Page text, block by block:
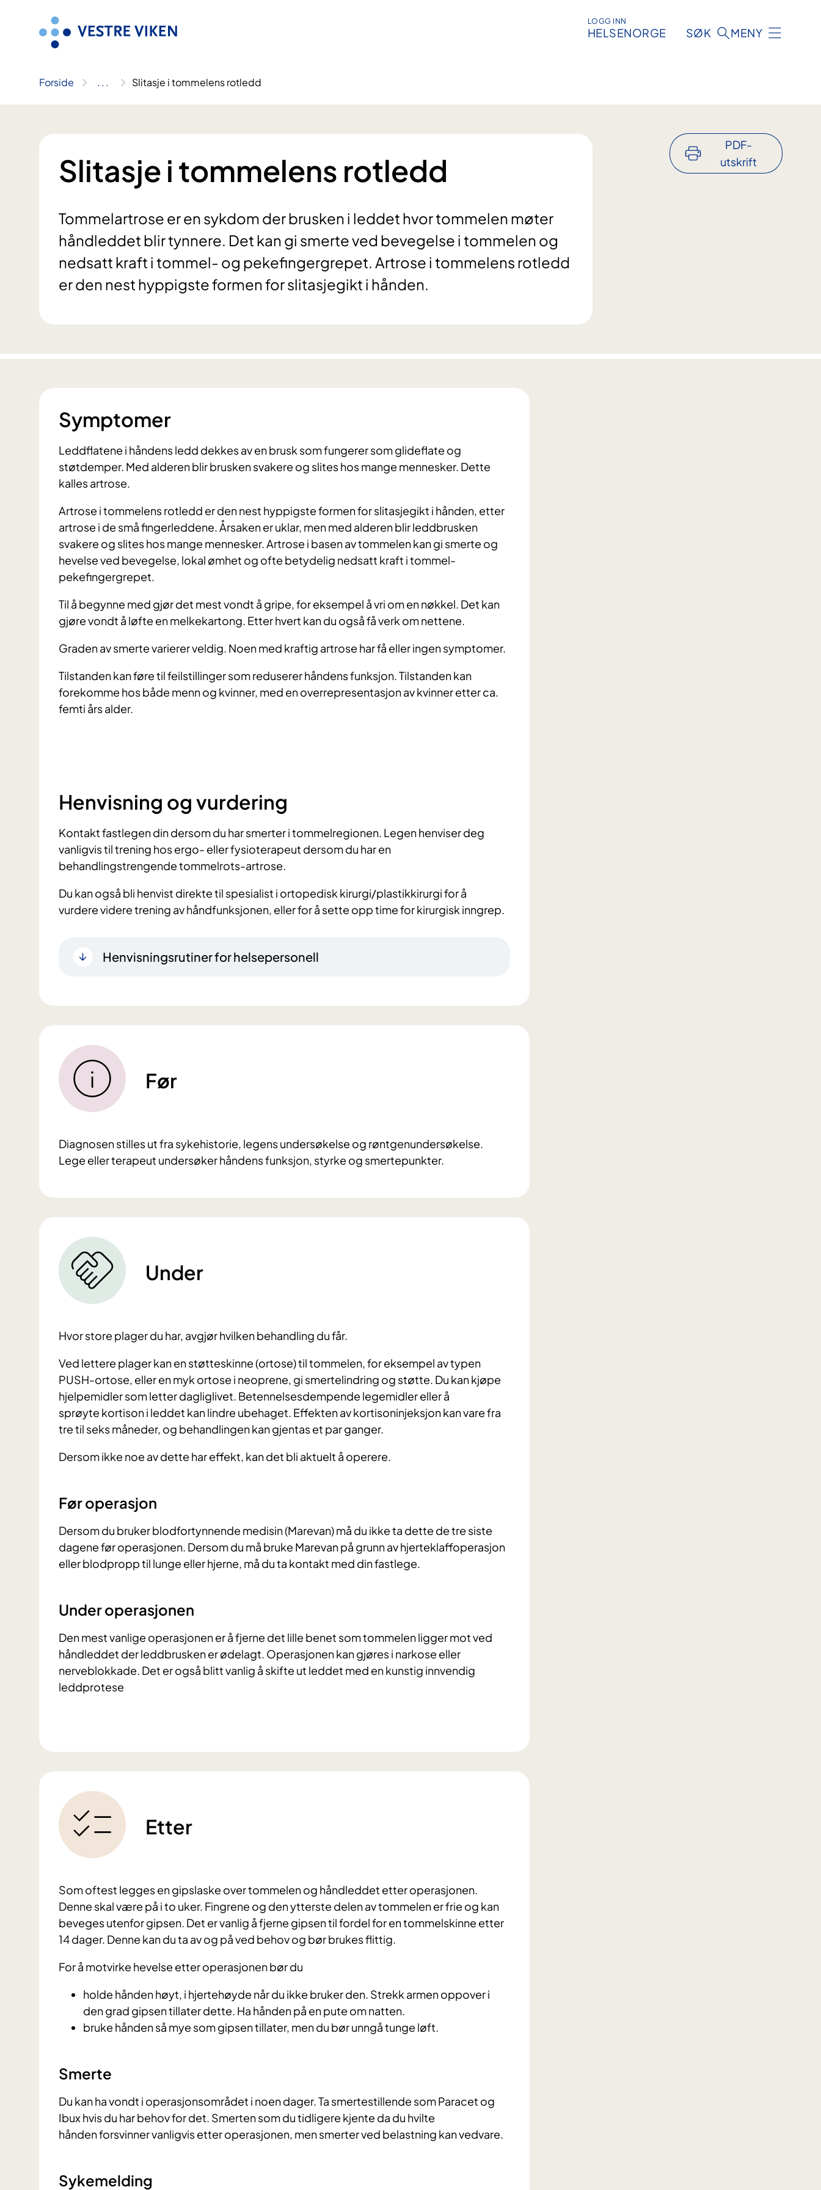
LOGG INN
HELSENORGE SØK MENY
Forside .. . Slitasje i tommelens rotledd
Slitasje i tommelens rotledd
Tommelartrose er en sykdom der brusken i leddet hvor tommelen møter
håndleddet blir tynnere. Det kan gi smerte ved bevegelse i tommelen og
nedsatt kraft i tommel- og pekefingergrepet. Artrose i tommelens rotledd
er den nest hyppigste formen for slitasjegikt i hånden.
PDF-
utskrift
Symptomer
Leddflatene i håndens ledd dekkes av en brusk som fungerer som glideflate og
støtdemper. Med alderen blir brusken svakere og slites hos mange mennesker. Dette
kalles artrose.
Artrose i tommelens rotledd er den nest hyppigste formen for slitasjegikt i hånden, etter
artrose i de små fingerleddene. Årsaken er uklar, men med alderen blir leddbrusken
svakere og slites hos mange mennesker. Artrose i basen av tommelen kan gi smerte og
hevelse ved bevegelse, lokal ømhet og ofte betydelig nedsatt kraft i tommel-
pekefingergrepet.
Til å begynne med gjør det mest vondt å gripe, for eksempel å vri om en nøkkel. Det kan
gjøre vondt å løfte en melkekartong. Etter hvert kan du også få verk om nettene.
Graden av smerte varierer veldig. Noen med kraftig artrose har få eller ingen symptomer.
Tilstanden kan føre til feilstillinger som reduserer håndens funksjon. Tilstanden kan
forekomme hos både menn og kvinner, med en overrepresentasjon av kvinner etter ca.
femti års alder.
Henvisning og vurdering
Kontakt fastlegen din dersom du har smerter i tommelregionen. Legen henviser deg
vanligvis til trening hos ergo- eller fysioterapeut dersom du har en
behandlingstrengende tommelrots-artrose.
Du kan også bli henvist direkte til spesialist i ortopedisk kirurgi/plastikkirurgi for å
vurdere videre trening av håndfunksjonen, eller for å sette opp time for kirurgisk inngrep.
Henvisningsrutiner for helsepersonell
Før
Diagnosen stilles ut fra sykehistorie, legens undersøkelse og røntgenundersøkelse.
Lege eller terapeut undersøker håndens funksjon, styrke og smertepunkter.
Under
Hvor store plager du har, avgjør hvilken behandling du får.
Ved lettere plager kan en støtteskinne (ortose) til tommelen, for eksempel av typen
PUSH-ortose, eller en myk ortose i neoprene, gi smertelindring og støtte. Du kan kjøpe
hjelpemidler som letter dagliglivet. Betennelsesdempende legemidler eller å
sprøyte kortison i leddet kan lindre ubehaget. Effekten av kortisoninjeksjon kan vare fra
tre til seks måneder, og behandlingen kan gjentas et par ganger.
Dersom ikke noe av dette har effekt, kan det bli aktuelt å operere.
Før operasjon
Dersom du bruker blodfortynnende medisin (Marevan) må du ikke ta dette de tre siste
dagene før operasjonen. Dersom du må bruke Marevan på grunn av hjerteklaffoperasjon
eller blodpropp til lunge eller hjerne, må du ta kontakt med din fastlege.
Under operasjonen
Den mest vanlige operasjonen er å fjerne det lille benet som tommelen ligger mot ved
håndleddet der leddbrusken er ødelagt. Operasjonen kan gjøres i narkose eller
nerveblokkade. Det er også blitt vanlig å skifte ut leddet med en kunstig innvendig
leddprotese
Etter
Som oftest legges en gipslaske over tommelen og håndleddet etter operasjonen.
Denne skal være på i to uker. Fingrene og den ytterste delen av tommelen er frie og kan
beveges utenfor gipsen. Det er vanlig å fjerne gipsen til fordel for en tommelskinne etter
14 dager. Denne kan du ta av og på ved behov og bør brukes flittig.
For å motvirke hevelse etter operasjonen bør du
holde hånden høyt, i hjertehøyde når du ikke bruker den. Strekk armen oppover i
den grad gipsen tillater dette. Ha hånden på en pute om natten.
bruke hånden så mye som gipsen tillater, men du bør unngå tunge løft.
Smerte
Du kan ha vondt i operasjonsområdet i noen dager. Ta smertestillende som Paracet og
Ibux hvis du har behov for det. Smerten som du tidligere kjente da du hvilte
hånden forsvinner vanligvis etter operasjonen, men smerter ved belastning kan vedvare.
Sykemelding